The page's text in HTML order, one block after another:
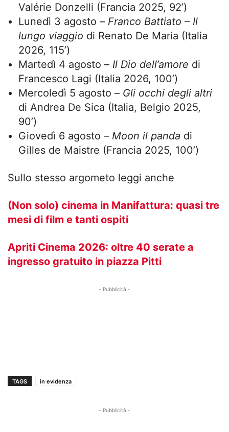
Valérie Donzelli (Francia 2025, 92’)
Lunedì 3 agosto – Franco Battiato – Il
lungo viaggio di Renato De Maria (Italia
2026, 115’)
Martedì 4 agosto – Il Dio dell’amore di
Francesco Lagi (Italia 2026, 100’)
Mercoledì 5 agosto – Gli occhi degli altri
di Andrea De Sica (Italia, Belgio 2025,
90’)
Giovedì 6 agosto – Moon il panda di
Gilles de Maistre (Francia 2025, 100’)
Sullo stesso argometo leggi anche
(Non solo) cinema in Manifattura: quasi tre
mesi di film e tanti ospiti
Apriti Cinema 2026: oltre 40 serate a
ingresso gratuito in piazza Pitti
- Pubblicità -
TAGS in evidenza
- Pubblicità -